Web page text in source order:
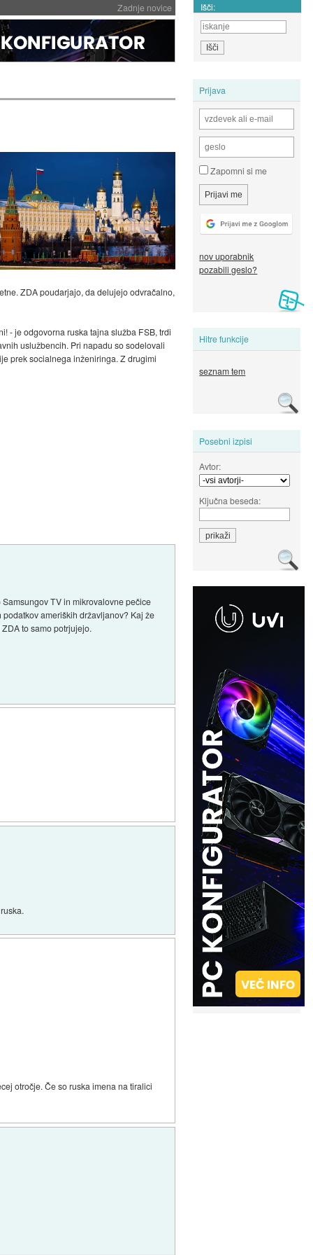
Zadnje novice Išči:
Prijava
Zapomni si me
nov uporabnik
pozabili geslo?
Hitre funkcije
seznam tem
Posebni izpisi
Avtor:
Ključna beseda:
ZDA poudarjajo, da delujejo odvračalno,
- je odgovorna ruska tajna služba FSB, trdi
uslužbencih. Pri napadu so sodelovali
prek socialnega inženiringa. Z drugimi
TV in mikrovalovne pečice
ameriških državljanov? Kaj že
to samo potrjujejo.
otročje. Če so ruska imena na tiralici